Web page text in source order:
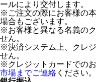
ールにより交付します。
※ご注文の際にお客様の
場合もございます。
※お客様と異なる名義の
せん。
※決済システム上、クレ
せん。
※クレジットカードでの
市場までご連絡 ください。